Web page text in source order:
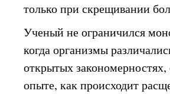
только при скрещивании
Ученый не ограничился
когда организмы
открытых закономерностях,
опыте, как происходит